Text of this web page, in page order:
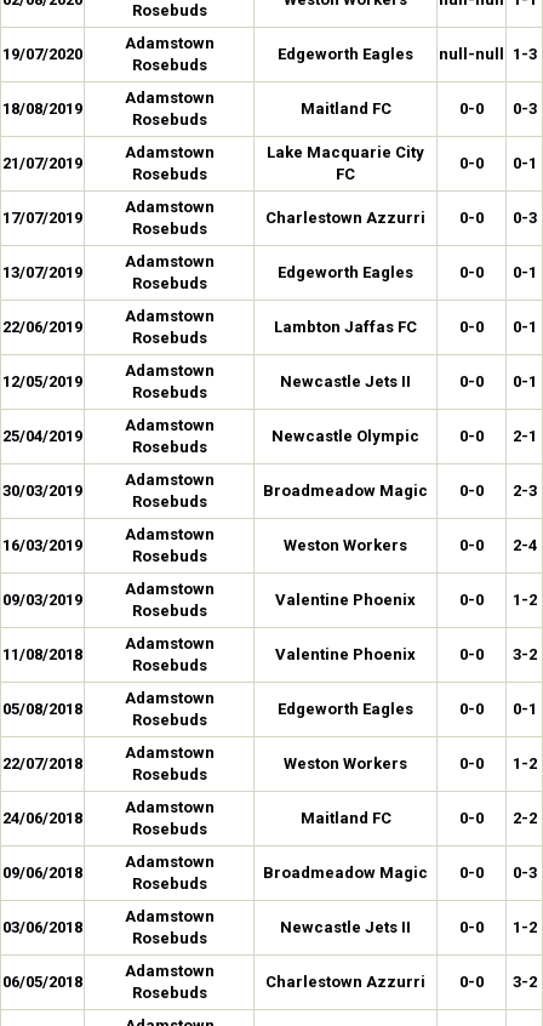
Rosebuds
19/07/2020
Adamstown
Rosebuds
Edgeworth Eagles null-null 1-3
18/08/2019
Adamstown
Rosebuds
Maitland FC 0-0 0-3
21/07/2019
Adamstown
Rosebuds
Lake Macquarie City
FC
0-0 0-1
17/07/2019
Adamstown
Rosebuds
Charlestown Azzurri 0-0 0-3
13/07/2019
Adamstown
Rosebuds
Edgeworth Eagles 0-0 0-1
22/06/2019
Adamstown
Rosebuds
Lambton Jaffas FC 0-0 0-1
12/05/2019
Adamstown
Rosebuds
Newcastle Jets II 0-0 0-1
25/04/2019
Adamstown
Rosebuds
Newcastle Olympic 0-0 2-1
30/03/2019
Adamstown
Rosebuds
Broadmeadow Magic 0-0 2-3
16/03/2019
Adamstown
Rosebuds
Weston Workers 0-0 2-4
09/03/2019
Adamstown
Rosebuds
Valentine Phoenix 0-0 1-2
11/08/2018
Adamstown
Rosebuds
Valentine Phoenix 0-0 3-2
05/08/2018
Adamstown
Rosebuds
Edgeworth Eagles 0-0 0-1
22/07/2018
Adamstown
Rosebuds
Weston Workers 0-0 1-2
24/06/2018
Adamstown
Rosebuds
Maitland FC 0-0 2-2
09/06/2018
Adamstown
Rosebuds
Broadmeadow Magic 0-0 0-3
03/06/2018
Adamstown
Rosebuds
Newcastle Jets II 0-0 1-2
06/05/2018
Adamstown
Rosebuds
Charlestown Azzurri 0-0 3-2